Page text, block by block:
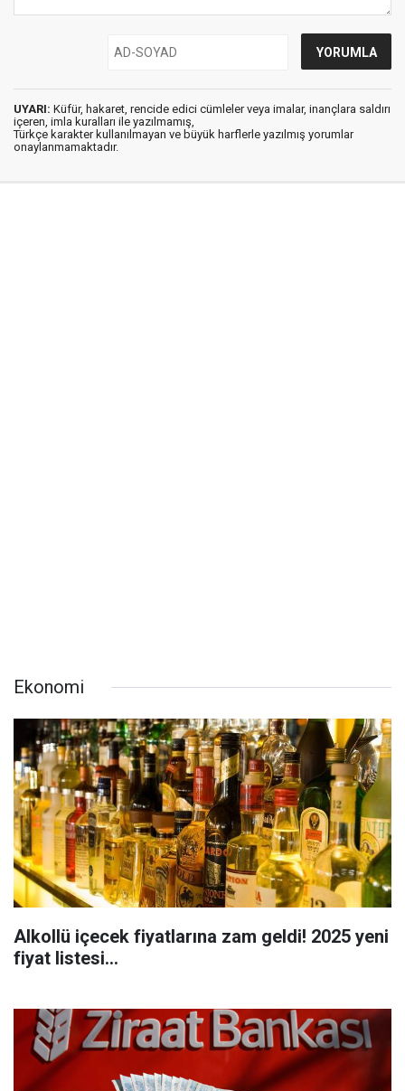
UYARI: Küfür, hakaret, rencide edici cümleler veya imalar, inançlara saldırı
içeren, imla kuralları ile yazılmamış,
Türkçe karakter kullanılmayan ve büyük harflerle yazılmış yorumlar
onaylanmamaktadır.
Ekonomi
Alkollü içecek fiyatlarına zam geldi! 2025 yeni
fiyat listesi...